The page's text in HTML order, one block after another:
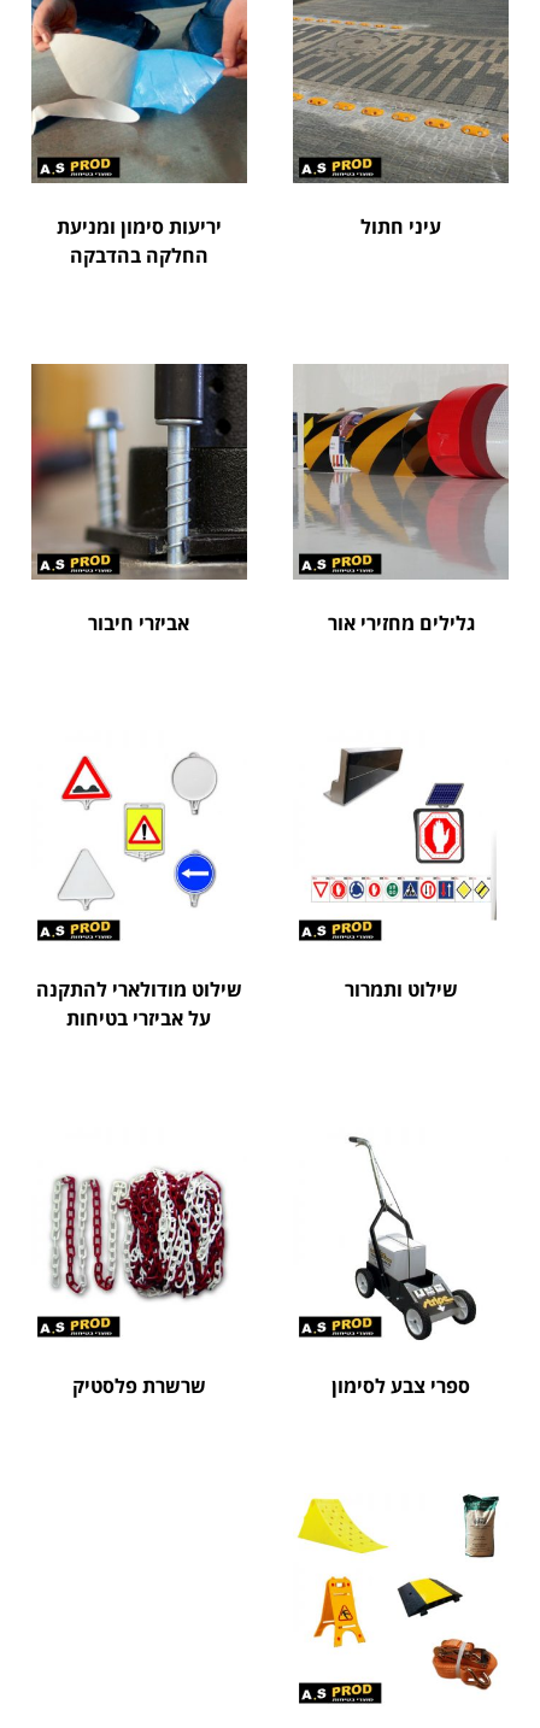
עיני חתול
יריעות סימון ומניעת
החלקה בהדבקה
גלילים מחזירי אור אביזרי חיבור
שילוט ותמרור
שילוט מודולארי להתקנה
על אביזרי בטיחות
ספרי צבע לסימון שרשרת פלסטיק